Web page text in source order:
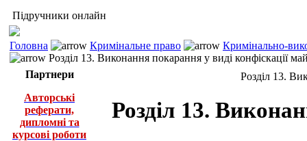
Підручники онлайн
Головна Кримінальне право
Кримінально-
Розділ 13. Виконання покарання у виді конфіскації
Партнери
Авторські
реферати,
дипломні та
курсові роботи
Розділ 13.
Розділ 13.